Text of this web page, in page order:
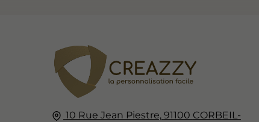
10 Rue Jean Piestre, 91100 CORBEIL-